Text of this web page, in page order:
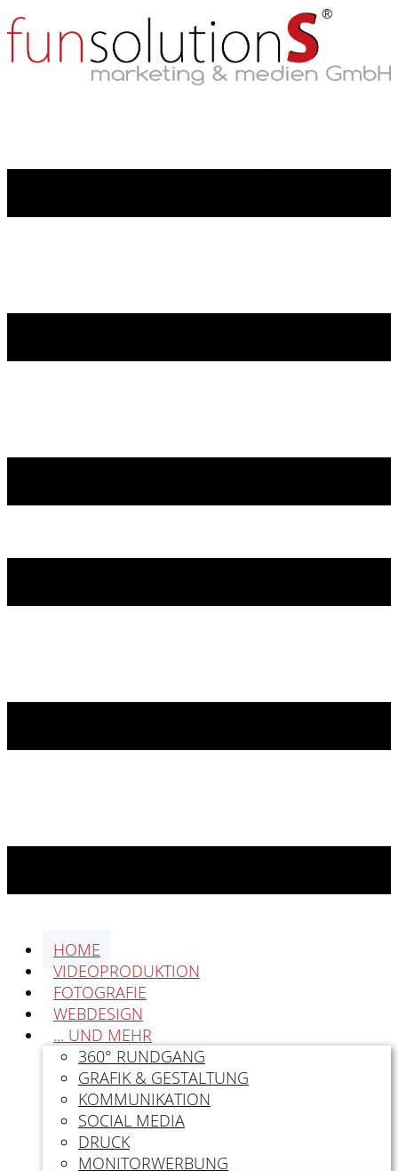
HOME
VIDEOPRODUKTION
FOTOGRAFIE
WEBDESIGN
... UND MEHR
360° RUNDGANG
GRAFIK & GESTALTUNG
KOMMUNIKATION
SOCIAL MEDIA
DRUCK
MONITORWERBUNG